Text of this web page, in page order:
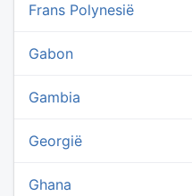
Frans Polynesië
Gabon
Gambia
Georgië
Ghana